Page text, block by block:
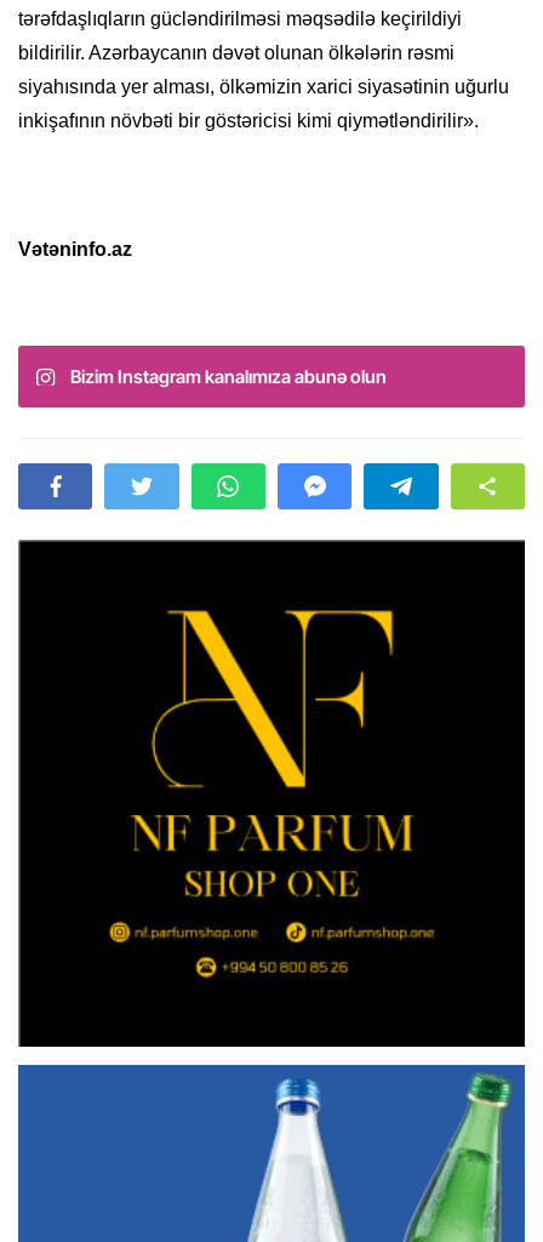
tərəfdaşlıqların gücləndirilməsi məqsədilə keçirildiyi
bildirilir. Azərbaycanın dəvət olunan ölkələrin rəsmi
siyahısında yer alması, ölkəmizin xarici siyasətinin uğurlu
inkişafının növbəti bir göstəricisi kimi qiymətləndirilir».
Vətəninfo.az
Bizim Instagram kanalımıza abunə olun